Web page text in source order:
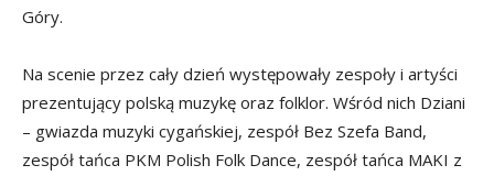
Góry.
Na scenie przez cały dzień występowały zespoły i artyści
prezentujący polską muzykę oraz folklor. Wśród nich Dziani
– gwiazda muzyki cygańskiej, zespół Bez Szefa Band,
zespół tańca PKM Polish Folk Dance, zespół tańca MAKI z